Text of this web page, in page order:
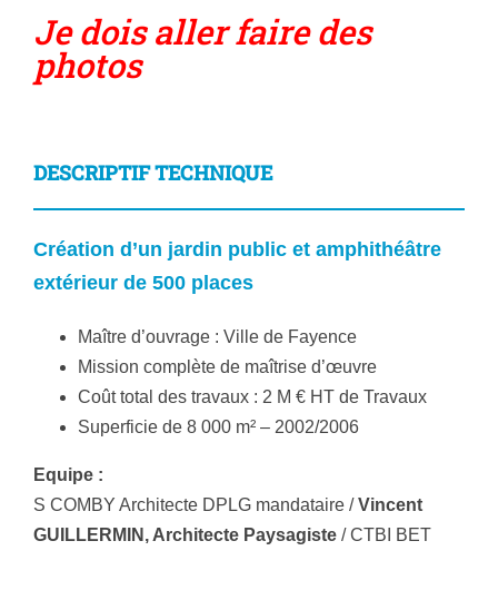
Je dois aller faire des
photos
DESCRIPTIF TECHNIQUE
Création d’un jardin public et amphithéâtre
extérieur de 500 places
Maître d’ouvrage : Ville de Fayence
Mission complète de maîtrise d’œuvre
Coût total des travaux : 2 M € HT de Travaux
Superficie de 8 000 m² – 2002/2006
Equipe :
S COMBY Architecte DPLG mandataire /Vincent
GUILLERMIN, Architecte Paysagiste/CTBI BET